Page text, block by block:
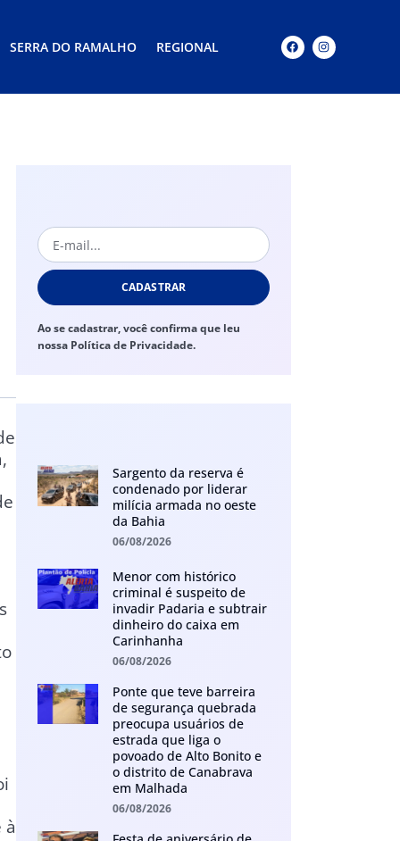
SERRA DO RAMALHO REGIONAL
à
CADASTRAR
Ao se cadastrar, você confirma que leu
nossa Política de Privacidade.
Sargento da reserva é
condenado por liderar
milícia armada no oeste
da Bahia
06/08/2026
Menor com histórico
criminal é suspeito de
invadir Padaria e subtrair
dinheiro do caixa em
Carinhanha
06/08/2026
Ponte que teve barreira
de segurança quebrada
preocupa usuários de
estrada que liga o
povoado de Alto Bonito e
o distrito de Canabrava
em Malhada
06/08/2026